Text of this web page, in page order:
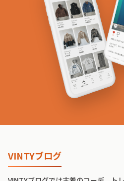
VINTYブログ